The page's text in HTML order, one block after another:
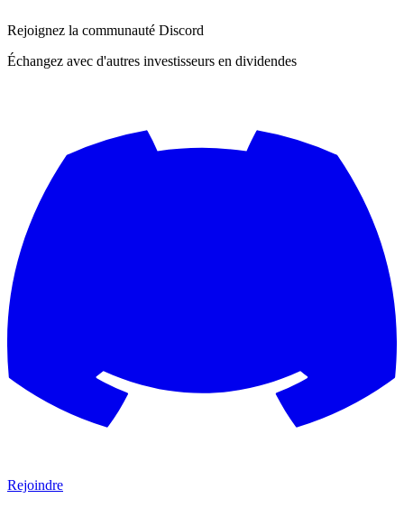
Rejoignez la communauté Discord
Échangez avec d'autres investisseurs en dividendes
Rejoindre